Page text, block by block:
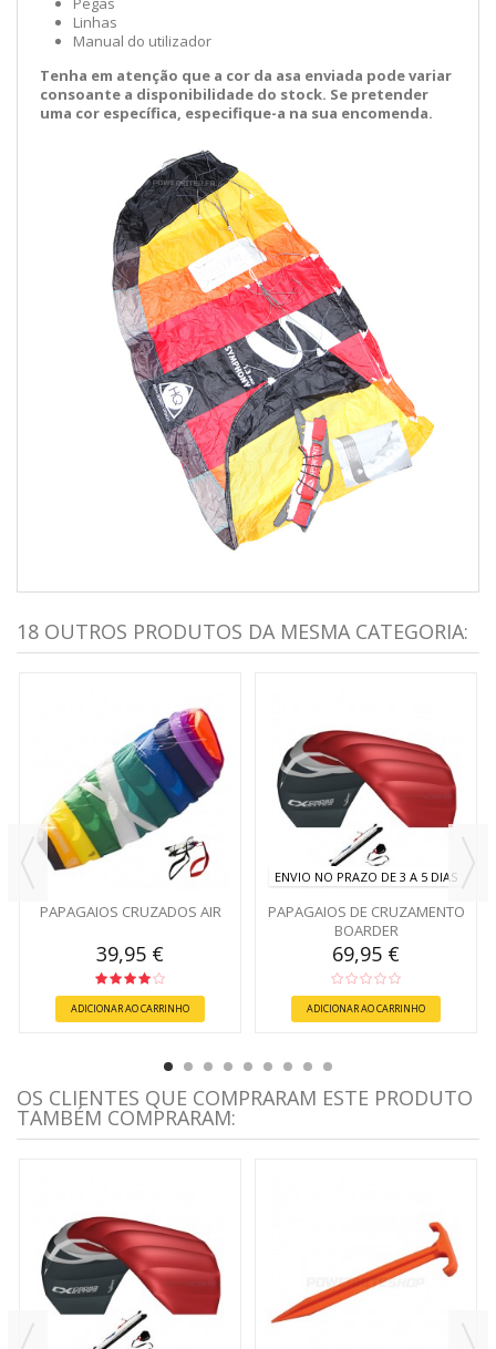
Linhas
Manual do utilizador
Tenha em atenção que a cor da asa enviada pode variar
consoante a disponibilidade do stock. Se pretender
uma cor específica, especifique-a na sua encomenda.
18 OUTROS PRODUTOS DA MESMA CATEGORIA:
PAPAGAIOS CRUZADOS AIR
39,95 €
ADICIONAR AO CARRINHO
ENVIO NO PRAZO DE 3 A 5 DIAS
PAPAGAIOS DE CRUZAMENTO
BOARDER
69,95 €
ADICIONAR AO CARRINHO
OS CLIENTES QUE COMPRARAM ESTE PRODUTO
TAMBÉM COMPRARAM: